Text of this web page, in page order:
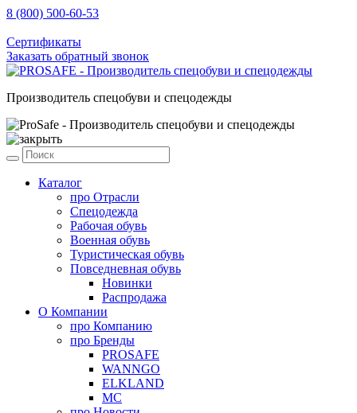
8 (800) 500-60-53
Сертификаты
Заказать обратный звонок
Производитель спецобуви и спецодежды
Каталог
про Отрасли
Спецодежда
Рабочая обувь
Военная обувь
Туристическая обувь
Повседневная обувь
Новинки
Распродажа
О Компании
про Компанию
про Бренды
PROSAFE
WANNGO
ELKLAND
MC